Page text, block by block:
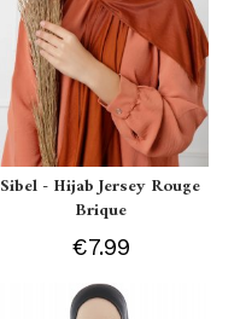
Sibel - Hijab Jersey Rouge
Brique
€7.99